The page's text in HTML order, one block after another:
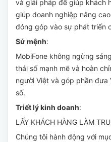
và giải pháp để giúp khách
giúp doanh nghiệp nâng
đóng góp vào sự phát triển
Sứ mệnh:
MobiFone không ngừng
thái số mạnh mẽ và hoàn
người Việt và góp phần đưa
số.
Triết lý kinh doanh:
LẤY KHÁCH HÀNG LÀM
Chúng tôi hành động với